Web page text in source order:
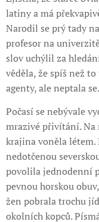
latiny a má
Narodil se prý tady
profesor na
slov uchýlil za
věděla, že spíš než
agenty, ale neptala
Počasí se nebývale
mrazivé přivítání. Na
krajina voněla létem.
nedotčenou
povolila jednodenní
pevnou horskou
žen pobrala trochu
okolních kopců.